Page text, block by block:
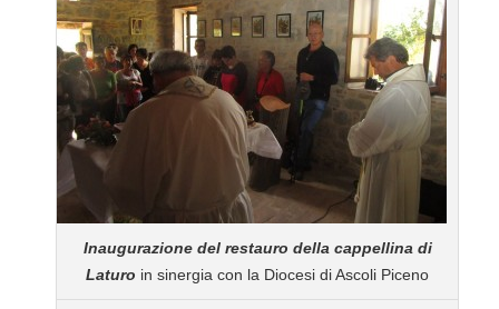
Inaugurazione del restauro della cappellina di
Laturo in sinergia con la Diocesi di Ascoli Piceno